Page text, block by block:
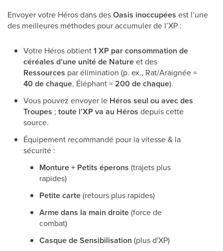
Envoyer votre Héros dans desOasis inoccupées est l’une
des meilleures méthodes pour accumuler de l’XP :
Votre Héros obtient1 XP par consommation de
céréales d’une unité de Natureet des
Ressources par élimination (p. ex., Rat/Araignée =
40 de chaque, Éléphant =200 de chaque).
Vous pouvez envoyer le Héros seul ou avec des
Troupes ; toute l’XP va au Héros depuis cette
source.
Équipement recommandé pour la vitesse & la
sécurité :
Monture + Petits éperons (trajets plus
rapides)
Petite carte(retours plus rapides)
Arme dans la main droite(force de
combat)
Casque de Sensibilisation (plus d'XP)